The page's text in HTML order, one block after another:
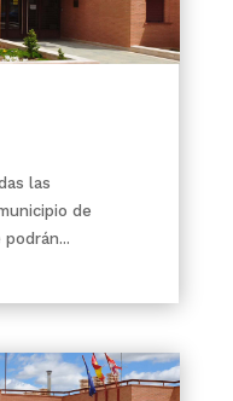
las
de